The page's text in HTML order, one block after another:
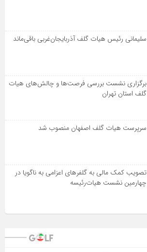
سلیمانی رئیس هیات گلف آذربایجان‌غربی باقی‌ماند
برگزاری نشست بررسی فرصت‌ها و چالش‌های هیات
گلف استان تهران
سرپرست هیات گلف اصفهان منصوب شد
تصویب کمک مالی به گلفرهای اعزامی به ناگویا در
چهارمین نشست هیات‌رئیسه